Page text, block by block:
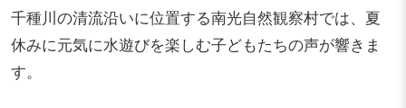
千種川の清流沿いに位置する南光自然観察村では、夏
休みに元気に水遊びを楽しむ子どもたちの声が響きま
す。